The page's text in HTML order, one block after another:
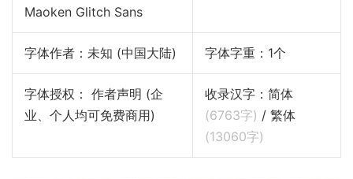
Maoken Glitch Sans
字体作者：未知 (中国大陆) 字体字重：1个
字体授权： 作者声明 (企
业、个人均可免费商用)
收录汉字：简体
(6763字) / 繁体
(13060字)